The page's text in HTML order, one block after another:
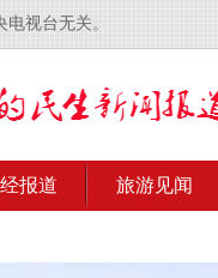
视台无关。
报道 旅游见闻